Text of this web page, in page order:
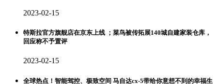
2023-02-15
特斯拉官方旗舰店在京东上线 ；菜鸟被传拓展140城自建家装仓库，
回应称不予置评
2023-02-15
全球热点！智能驾控、极致空间 马自达cx-5带给你意想不到的幸福生